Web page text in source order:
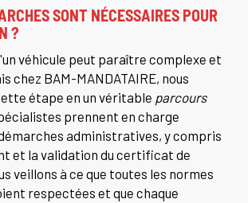
SONT NÉCESSAIRES POUR
?
véhicule peut paraître complexe et
chez BAM-MANDATAIRE, nous
étape en un véritable parcours
prennent en charge
administratives, y compris
et la validation du certificat de
veillons à ce que toutes les normes
respectées et que chaque